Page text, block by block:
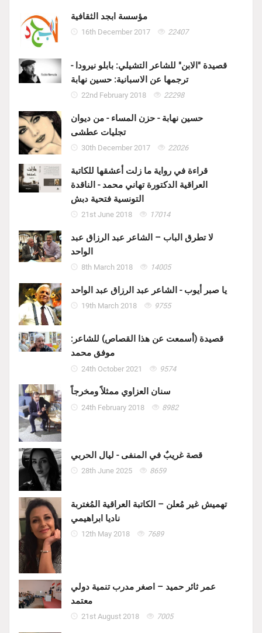
مؤسسة ابجد الثقافية
16th December 2017 22407
قصيدة "الابن" للشاعر التشيلي: بابلو نيرودا -
ترجمها عن الاسبانية: حسين نهابة
22nd February 2018 22298
حسين نهابة - حزن المساء - من ديوان
تجليات عطشى
30th December 2017 22026
قراءة في رواية ما زلت أعشقها للكاتبة
العراقية الدكتورة تهاني محمد - الناقدة
التونسية فتحية دبش
21st June 2018 17014
لا تطرق الباب – الشاعر عبد الرزاق عبد
الواحد
8th March 2018 14005
يا صبر أيوب - الشاعر عبد الرزاق عبد الواحد
19th March 2018 9755
قصيدة (أسمعت عن هذا القصاص) للشاعر:
موفق محمد
24th October 2021 9574
سنان العزاوي ممثلاً ومخرجاً
24th February 2018 8982
قصة غريبٌ في المنفى - ليال الحربي
28th June 2025 8659
تهميش غير مُعلن – الكاتبة العراقية المُغتربة
ناديا ابراهيمي
12th May 2018 7689
عمر ثائر حميد – اصغر مدرب تنمية دولي
معتمد
21st August 2018 7005